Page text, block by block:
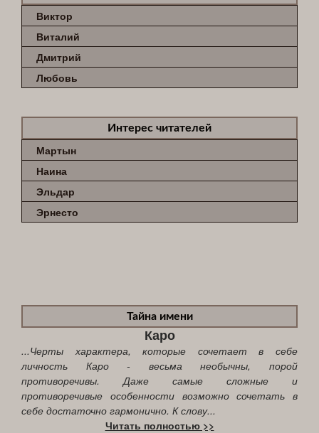
Виктор
Виталий
Дмитрий
Любовь
Интерес читателей
Мартын
Наина
Эльдар
Эрнесто
Тайна имени
Каро
...Черты характера, которые сочетает в себе
личность Каро - весьма необычны, порой
противоречивы. Даже самые сложные и
противоречивые особенности возможно сочетать в
себе достаточно гармонично. К слову...
Читать полностью >>